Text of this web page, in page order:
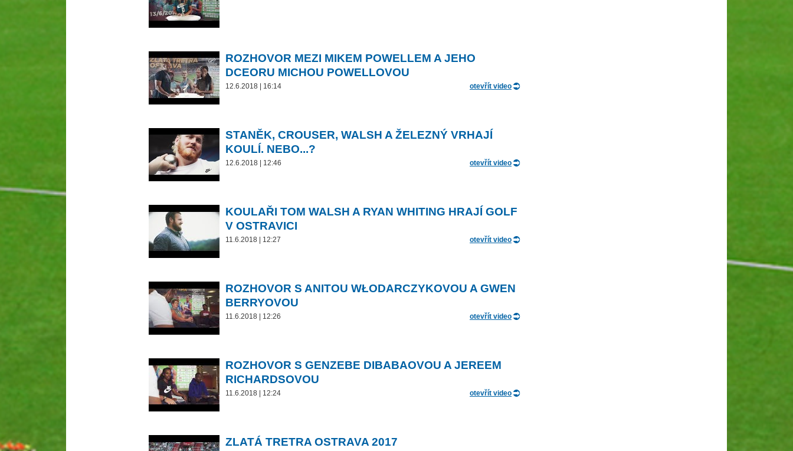
ROZHOVOR MEZI MIKEM POWELLEM A JEHO
DCEORU MICHOU POWELLOVOU
12.6.2018 | 16:14 otevřít video
STANĚK, CROUSER, WALSH A ŽELEZNÝ VRHAJÍ
KOULÍ. NEBO...?
12.6.2018 | 12:46 otevřít video
KOULAŘI TOM WALSH A RYAN WHITING HRAJÍ GOLF
V OSTRAVICI
11.6.2018 | 12:27 otevřít video
ROZHOVOR S ANITOU WŁODARCZYKOVOU A GWEN
BERRYOVOU
11.6.2018 | 12:26 otevřít video
ROZHOVOR S GENZEBE DIBABAOVOU A JEREEM
RICHARDSOVOU
11.6.2018 | 12:24 otevřít video
ZLATÁ TRETRA OSTRAVA 2017